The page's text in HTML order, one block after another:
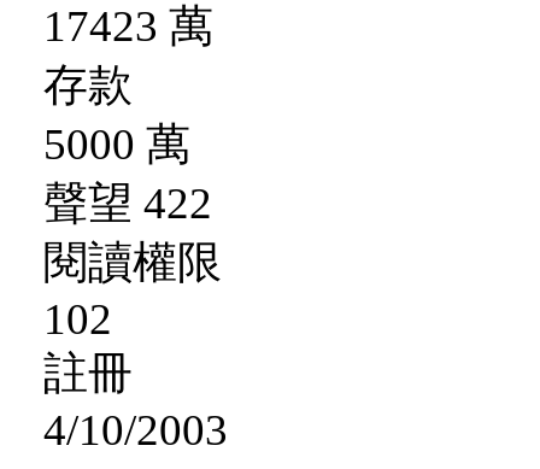
17423 萬
存款
5000 萬
聲望 422
閱讀權限
102
註冊
4/10/2003